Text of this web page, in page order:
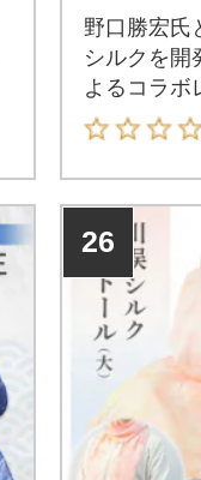
野口勝宏氏
シルクを開
よるコラボ
ルです。
26